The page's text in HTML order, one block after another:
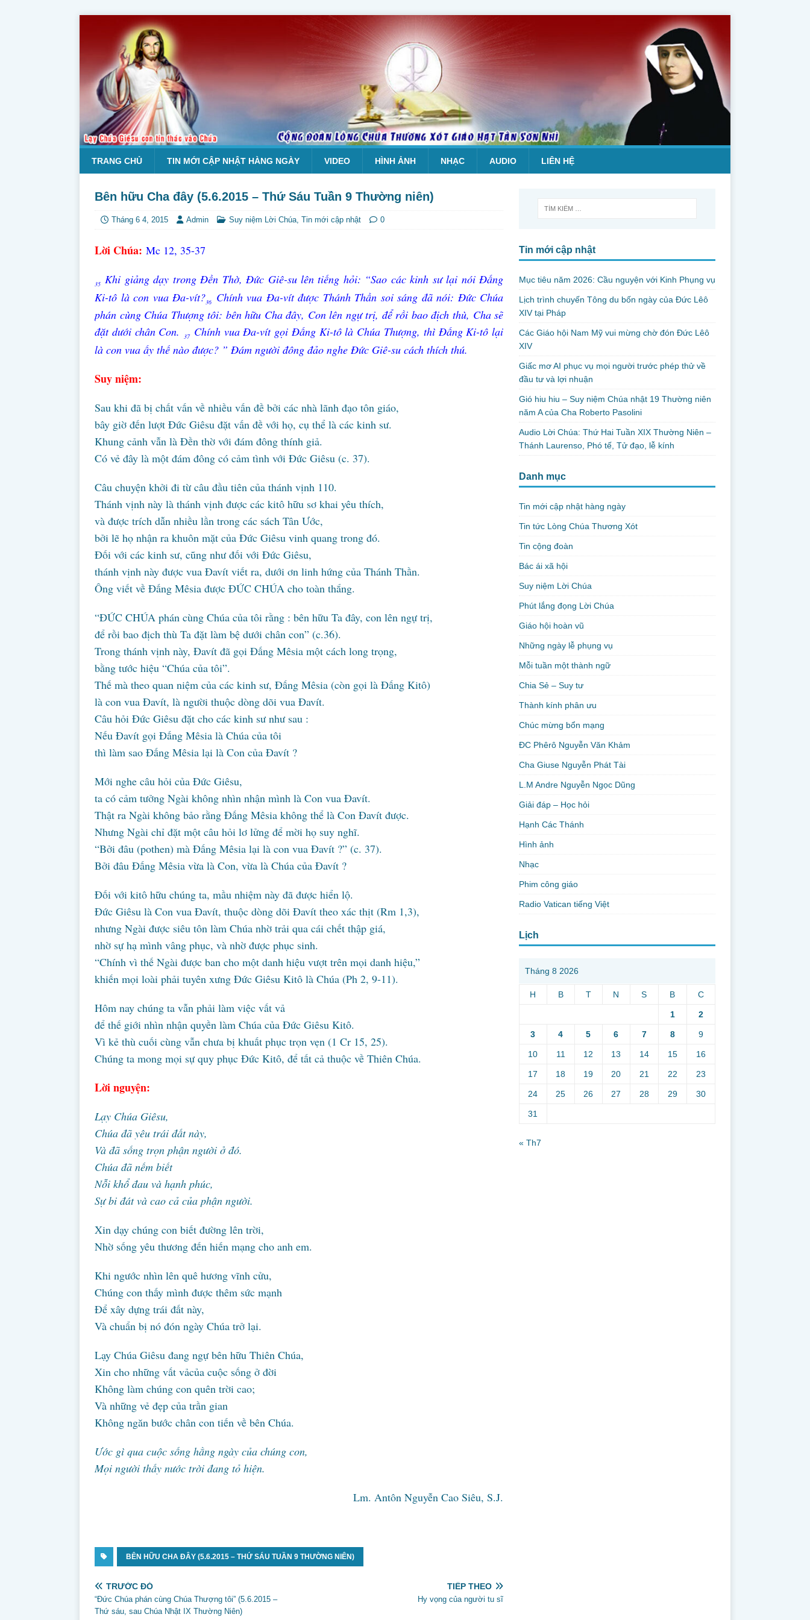
TRANG CHỦ TIN MỚI CẬP NHẬT HÀNG NGÀY VIDEO HÌNH ẢNH NHẠC AUDIO LIÊN HỆ
Bên hữu Cha đây (5.6.2015 – Thứ Sáu Tuần 9 Thường niên)
Tháng 6 4, 2015 Admin Suy niệm Lời Chúa, Tin mới cập nhật 0
Lời Chúa: Mc 12, 35-37
35 Khi giảng dạy trong Đền Thờ, Đức Giê-su lên tiếng hỏi: “Sao các kinh sư lại nói Đấng
Ki-tô là con vua Đa-vít?36
Chính vua Đa-vít được Thánh Thần soi sáng đã nói: Đức Chúa
phán cùng Chúa Thượng tôi: bên hữu Cha đây, Con lên ngự trị, để rồi bao địch thù, Cha sẽ
đặt dưới chân Con.
37Chính vua Đa-vít gọi Đấng Ki-tô là Chúa Thượng, thì Đấng Ki-tô lại
là con vua ấy thế nào được? ” Đám người đông đảo nghe Đức Giê-su cách thích thú.
Suy niệm:
Sau khi đã bị chất vấn về nhiều vấn đề bởi các nhà lãnh đạo tôn giáo,
bây giờ đến lượt Đức Giêsu đặt vấn đề với họ, cụ thể là các kinh sư.
Khung cảnh vẫn là Đền thờ với đám đông thính giả.
Có vẻ đây là một đám đông có cảm tình với Đức Giêsu (c. 37).
Câu chuyện khởi đi từ câu đầu tiên của thánh vịnh 110.
Thánh vịnh này là thánh vịnh được các kitô hữu sơ khai yêu thích,
và được trích dẫn nhiều lần trong các sách Tân Ước,
bởi lẽ họ nhận ra khuôn mặt của Đức Giêsu vinh quang trong đó.
Đối với các kinh sư, cũng như đối với Đức Giêsu,
thánh vịnh này được vua Đavít viết ra, dưới ơn linh hứng của Thánh Thần.
Ông viết về Đấng Mêsia được ĐỨC CHÚA cho toàn thắng.
“ĐỨC CHÚA phán cùng Chúa của tôi rằng : bên hữu Ta đây, con lên ngự trị,
để rồi bao địch thù Ta đặt làm bệ dưới chân con” (c.36).
Trong thánh vịnh này, Đavít đã gọi Đấng Mêsia một cách long trọng,
bằng tước hiệu “Chúa của tôi”.
Thế mà theo quan niệm của các kinh sư, Đấng Mêsia (còn gọi là Đấng Kitô)
là con vua Đavít, là người thuộc dòng dõi vua Đavít.
Câu hỏi Đức Giêsu đặt cho các kinh sư như sau :
Nếu Đavít gọi Đấng Mêsia là Chúa của tôi
thì làm sao Đấng Mêsia lại là Con của Đavít ?
Mới nghe câu hỏi của Đức Giêsu,
ta có cảm tưởng Ngài không nhìn nhận mình là Con vua Đavít.
Thật ra Ngài không bảo rằng Đấng Mêsia không thể là Con Đavít được.
Nhưng Ngài chỉ đặt một câu hỏi lơ lửng để mời họ suy nghĩ.
“Bởi đâu (pothen) mà Đấng Mêsia lại là con vua Đavít ?” (c. 37).
Bởi đâu Đấng Mêsia vừa là Con, vừa là Chúa của Đavít ?
Đối với kitô hữu chúng ta, mầu nhiệm này đã được hiển lộ.
Đức Giêsu là Con vua Đavít, thuộc dòng dõi Đavít theo xác thịt (Rm 1,3),
nhưng Ngài được siêu tôn làm Chúa nhờ trải qua cái chết thập giá,
nhờ sự hạ mình vâng phục, và nhờ được phục sinh.
“Chính vì thế Ngài được ban cho một danh hiệu vượt trên mọi danh hiệu,”
khiến mọi loài phải tuyên xưng Đức Giêsu Kitô là Chúa (Ph 2, 9-11).
Hôm nay chúng ta vẫn phải làm việc vất vả
để thế giới nhìn nhận quyền làm Chúa của Đức Giêsu Kitô.
Vì kẻ thù cuối cùng vẫn chưa bị khuất phục trọn vẹn (1 Cr 15, 25).
Chúng ta mong mọi sự quy phục Đức Kitô, để tất cả thuộc về Thiên Chúa.
Lời nguyện:
Lạy Chúa Giêsu,
Chúa đã yêu trái đất này,
Và đã sống trọn phận người ở đó.
Chúa đã nếm biết
Nỗi khổ đau và hạnh phúc,
Sự bi đát và cao cả của phận người.
Xin dạy chúng con biết đường lên trời,
Nhờ sống yêu thương đến hiến mạng cho anh em.
Khi ngước nhìn lên quê hương vĩnh cửu,
Chúng con thấy mình được thêm sức mạnh
Để xây dựng trái đất này,
Và chuẩn bị nó đón ngày Chúa trở lại.
Lạy Chúa Giêsu đang ngự bên hữu Thiên Chúa,
Xin cho những vất vảcủa cuộc sống ở đời
Không làm chúng con quên trời cao;
Và những vẻ đẹp của trần gian
Không ngăn bước chân con tiến về bên Chúa.
Ước gì qua cuộc sống hằng ngày của chúng con,
Mọi người thấy nước trời đang tỏ hiện.
Lm. Antôn Nguyễn Cao Siêu, S.J.
BÊN HỮU CHA ĐÂY (5.6.2015 – THỨ SÁU TUẦN 9 THƯỜNG NIÊN)
TRƯỚC ĐÓ
“Đức Chúa phán cùng Chúa Thượng tôi” (5.6.2015 –
Thứ sáu, sau Chúa Nhật IX Thường Niên)
TIẾP THEO
Hy vọng của người tu sĩ
Tin mới cập nhật
Mục tiêu năm 2026: Cầu nguyện với Kinh Phụng vụ
Lịch trình chuyến Tông du bốn ngày của Đức Lêô
XIV tại Pháp
Các Giáo hội Nam Mỹ vui mừng chờ đón Đức Lêô
XIV
Giấc mơ AI phục vụ mọi người trước phép thử về
đầu tư và lợi nhuận
Gió hiu hiu – Suy niệm Chúa nhật 19 Thường niên
năm A của Cha Roberto Pasolini
Audio Lời Chúa: Thứ Hai Tuần XIX Thường Niên –
Thánh Laurenso, Phó tế, Tử đạo, lễ kính
Danh mục
Tin mới cập nhật hàng ngày
Tin tức Lòng Chúa Thương Xót
Tin cộng đoàn
Bác ái xã hội
Suy niệm Lời Chúa
Phút lắng đọng Lời Chúa
Giáo hội hoàn vũ
Những ngày lễ phụng vụ
Mỗi tuần một thành ngữ
Chia Sẻ – Suy tư
Thành kính phân ưu
Chúc mừng bổn mạng
ĐC Phêrô Nguyễn Văn Khảm
Cha Giuse Nguyễn Phát Tài
L.M Andre Nguyễn Ngọc Dũng
Giải đáp – Học hỏi
Hạnh Các Thánh
Hình ảnh
Nhạc
Phim công giáo
Radio Vatican tiếng Việt
Lịch
Tháng 8 2026
H B T N S B C
1 2
3 4 5 6 7 8 9
10 11 12 13 14 15 16
17 18 19 20 21 22 23
24 25 26 27 28 29 30
31
« Th7